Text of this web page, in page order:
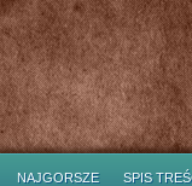
NAJGORSZE SPIS